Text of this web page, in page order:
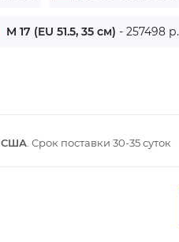
M 17 (EU 51.5, 35 см) - 257498 р.
США . Срок поставки 30-35 суток